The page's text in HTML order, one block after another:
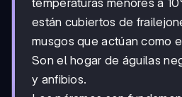
temperaturas menores a
están cubiertos de
musgos que actúan como
Son el hogar de águilas
y anfibios.